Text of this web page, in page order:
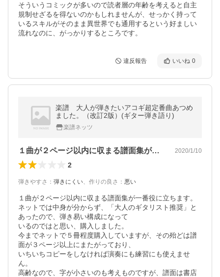
そういうコミックが多いので読者層の年齢を考えると自主
規制せざるを得ないのかもしれませんが、せっかく持って
いるスキルがそのまま異世界でも通用するという好ましい
流れなのに、がっかりするところです。
違反報告 いいね 0
楽譜 大人が弾きたいアコギ超定番曲あつめ
ました。（改訂2版）(ギター弾き語り)
楽譜ネッツ
１曲が２ページ以内に収まる譜面集が一番… 2020/1/10
2
弾きやすさ ： 弾きにくい、 作りの良さ ： 悪い
１曲が２ページ以内に収まる譜面集が一番役に立ちます。
ネットでは中身が分からず、「大人のギタリスト推奨」と
あったので、弾き易い構成になって
いるのではと思い、購入しました。
今までネットで５冊程度購入していますが、その殆どは譜
面が３ページ以上にまたがっており、
いちいちコピーをしなければ演奏にも練習にも使えませ
ん。
高齢なので、字が小さいのも考えものですが、譜面は書店